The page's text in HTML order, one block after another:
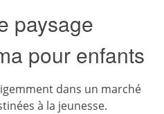
paysage
pour enfants
dans un marché
à la jeunesse.